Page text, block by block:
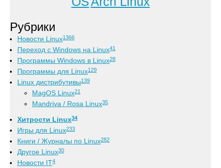
Рубрики
Новости Linux1366
Переход с Windows на Linux41
Программы Windows в Linux28
Программы для Linux129
Linux дистрибутивы139
MagOS Linux21
Mandriva / Rosa Linux35
Хитрости Linux34
Игры для Linux233
Книги / Журналы по Linux282
Другое Linux30
Новости IT4